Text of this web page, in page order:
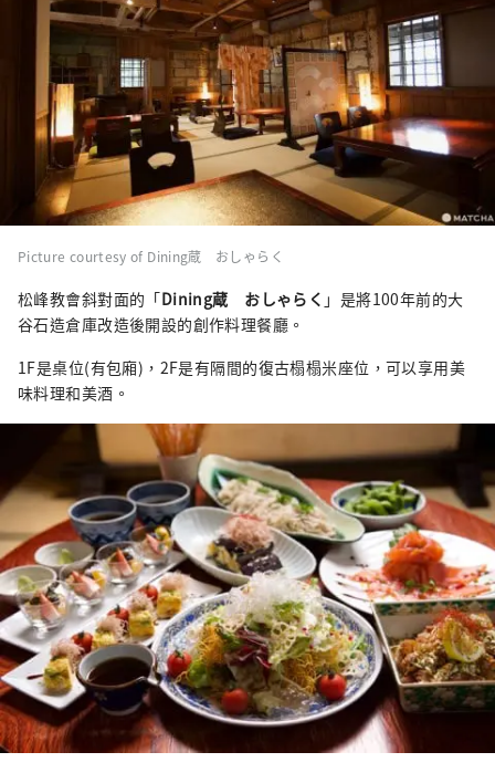
Picture courtesy of Dining蔵 おしゃらく
松峰教會斜對面的「Dining蔵 おしゃらく 」是將100年前的大
谷石造倉庫改造後開設的創作料理餐廳。
1F是桌位(有包廂)，2F是有隔間的復古榻榻米座位，可以享用美
味料理和美酒。